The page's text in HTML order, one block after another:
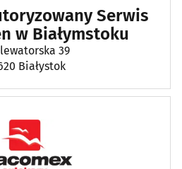
Serwis
w Białymstoku
39
Białystok